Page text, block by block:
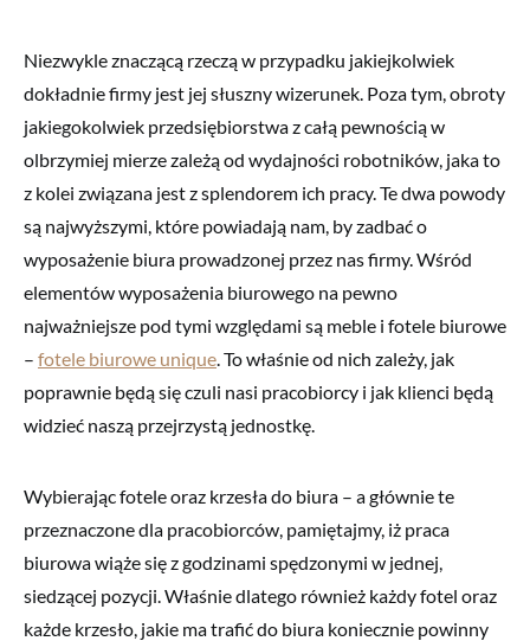
Niezwykle znaczącą rzeczą w przypadku jakiejkolwiek
dokładnie firmy jest jej słuszny wizerunek. Poza tym, obroty
jakiegokolwiek przedsiębiorstwa z całą pewnością w
olbrzymiej mierze zależą od wydajności robotników, jaka to
z kolei związana jest z splendorem ich pracy. Te dwa powody
są najwyższymi, które powiadają nam, by zadbać o
wyposażenie biura prowadzonej przez nas firmy. Wśród
elementów wyposażenia biurowego na pewno
najważniejsze pod tymi względami są meble i fotele biurowe
– fotele biurowe unique. To właśnie od nich zależy, jak
poprawnie będą się czuli nasi pracobiorcy i jak klienci będą
widzieć naszą przejrzystą jednostkę.
Wybierając fotele oraz krzesła do biura – a głównie te
przeznaczone dla pracobiorców, pamiętajmy, iż praca
biurowa wiąże się z godzinami spędzonymi w jednej,
siedzącej pozycji. Właśnie dlatego również każdy fotel oraz
każde krzesło, jakie ma trafić do biura koniecznie powinny